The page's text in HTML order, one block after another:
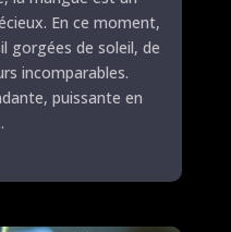
En ce moment,
gorgées de soleil, de
incomparables.
puissante en